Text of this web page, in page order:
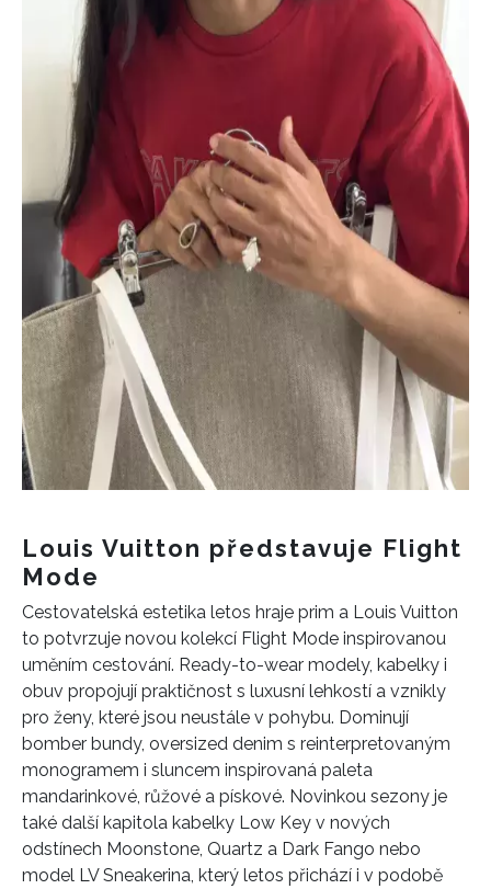
NEWSLETTER
ODESLAT
Louis Vuitton představuje Flight
Mode
Cestovatelská estetika letos hraje prim a Louis Vuitton
to potvrzuje novou kolekcí Flight Mode inspirovanou
uměním cestování. Ready-to-wear modely, kabelky i
obuv propojují praktičnost s luxusní lehkostí a vznikly
pro ženy, které jsou neustále v pohybu. Dominují
bomber bundy, oversized denim s reinterpretovaným
monogramem i sluncem inspirovaná paleta
mandarinkové, růžové a pískové. Novinkou sezony je
také další kapitola kabelky Low Key v nových
odstínech Moonstone, Quartz a Dark Fango nebo
model LV Sneakerina, který letos přichází i v podobě